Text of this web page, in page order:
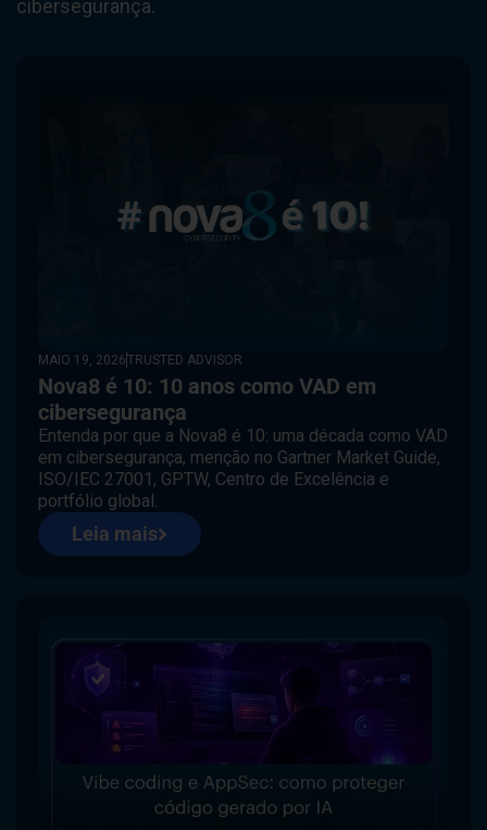
cibersegurança.
MAIO 19, 2026TRUSTED ADVISOR
Nova8 é 10: 10 anos como VAD em
cibersegurança
Entenda por que a Nova8 é 10: uma década como VAD
em cibersegurança, menção no Gartner Market Guide,
ISO/IEC 27001, GPTW, Centro de Excelência e
portfólio global.
Leia mais